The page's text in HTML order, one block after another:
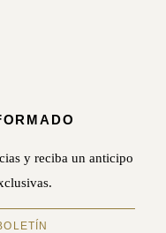
y reciba un anticipo